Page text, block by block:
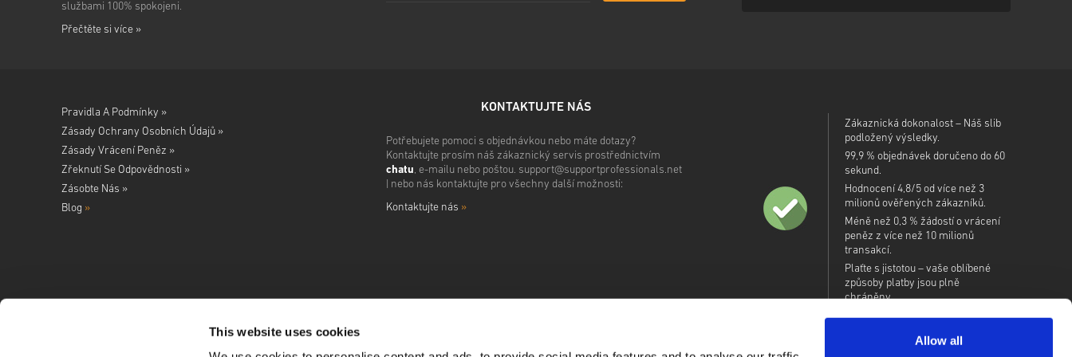
This website uses cookies
Allow all
službami 100% spokojeni.
Přečtěte si více »
Pravidla A Podmínky »
Zásady Ochrany Osobních Údajů »
Zásady Vrácení Peněz »
Zřeknutí Se Odpovědnosti »
Zásobte Nás »
Blog »
KONTAKTUJTE NÁS
Potřebujete pomoci s objednávkou nebo máte dotazy?
Kontaktujte prosím náš zákaznický servis prostřednictvím
chatu, e-mailu nebo poštou. support@supportprofessionals.net
| nebo nás kontaktujte pro všechny další možnosti:
Kontaktujte nás »
Zákaznická dokonalost – Náš slib
podložený výsledky.
99,9 % objednávek doručeno do 60
sekund.
Hodnocení 4,8/5 od více než 3
milionů ověřených zákazníků.
Méně než 0,3 % žádostí o vrácení
peněz z více než 10 milionů
transakcí.
Plaťte s jistotou – vaše oblíbené
způsoby platby jsou plně
chráněny.